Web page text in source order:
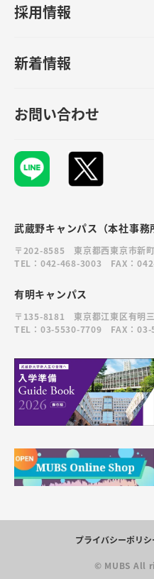
採用情報
新着情報
お問い合わせ
武蔵野キャンパス（本社事務
〒202-8585 東京都西東京市新
TEL：042-468-3003 FAX：
有明キャンパス
〒135-8181 東京都江東区有明
TEL：03-5530-7709 FAX：03-
プライバシーポリシ
© MUBS All